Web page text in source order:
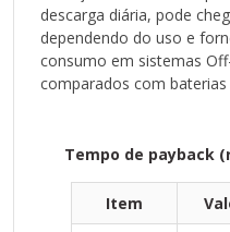
A Getpower,
baterias especiais da
energéticas com mais
A linha Getpower é
robustez, qualidade e
descarga diária, pode
dependendo do uso e
consumo em sistemas
comparados com baterias
Tempo de payback
Item